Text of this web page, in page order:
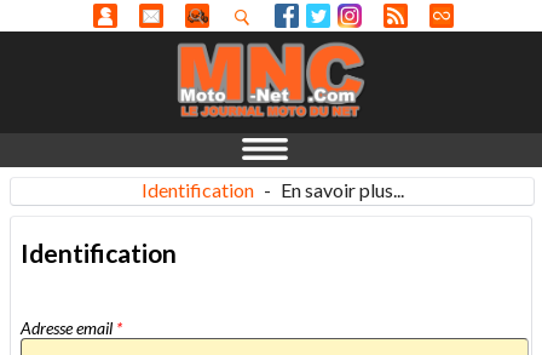
Identification - En savoir plus...
Identification
Adresse email *